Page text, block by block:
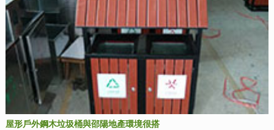
屋形戶外鋼木垃圾桶與邵陽地產環境很搭